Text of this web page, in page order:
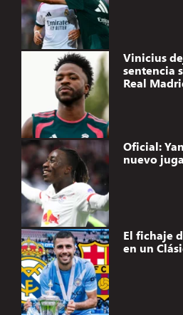
Vinicius
sentencia
Real
Oficial:
nuevo
El fichaje
en un